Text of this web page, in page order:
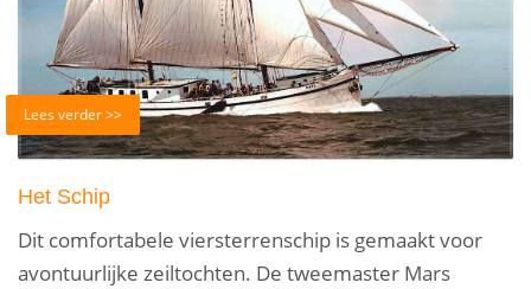
Lees verder >>
Het Schip
Dit comfortabele viersterrenschip is gemaakt voor
avontuurlijke zeiltochten. De tweemaster Mars